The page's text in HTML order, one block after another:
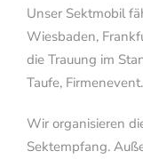
Unser Sektmobil
Wiesbaden,
die Trauung im
Taufe,
Wir organisieren
Sektempfang.